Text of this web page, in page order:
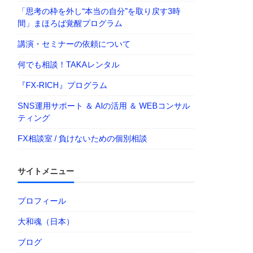
「思考の枠を外し“本当の自分”を取り戻す3時
間」まほろば覚醒プログラム
講演・セミナーの依頼について
何でも相談！TAKAレンタル
『FX-RICH』プログラム
SNS運用サポート ＆ AIの活用 ＆ WEBコンサル
ティング
FX相談室 / 負けないための個別相談
サイトメニュー
プロフィール
大和魂（日本）
ブログ